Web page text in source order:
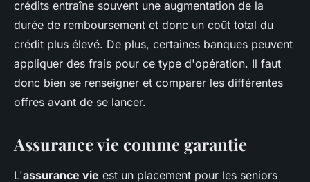
crédits entraîne souvent une augmentation de la
durée de remboursement et donc un coût total du
crédit plus élevé. De plus, certaines banques peuvent
appliquer des frais pour ce type d'opération. Il faut
donc bien se renseigner et comparer les différentes
offres avant de se lancer.
Assurance vie comme garantie
L'assurance vie est un placement pour les seniors